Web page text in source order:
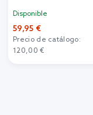
Disponible
59,95 €
Precio de catálogo:
120,00 €